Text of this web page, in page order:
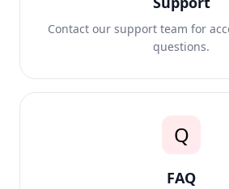
Contact our support team for
questions.
Q
FAQ